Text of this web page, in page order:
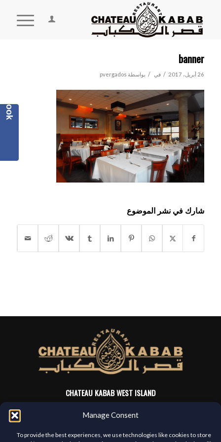
Manage Consent
To provide the best experiences, we use technologies like cookies to store
banner
26 أبريل، 2017 / في / بواسطة pvergados
شارك في نشر الموضوع
CHATEAU KABAB WEST ISLAND
Pierrefonds, QC, H8Y 3C6
Facebook